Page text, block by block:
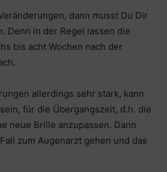
dann musst Du Dir
Denn in der Regel lassen die
bis acht Wochen nach der
allerdings sehr stark, kann
für die Übergangszeit, d.h. die
neue Brille anzupassen. Dann
zum Augenarzt gehen und das